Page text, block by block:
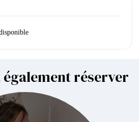
également réserver